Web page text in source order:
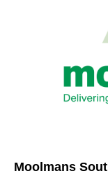
Moolmans